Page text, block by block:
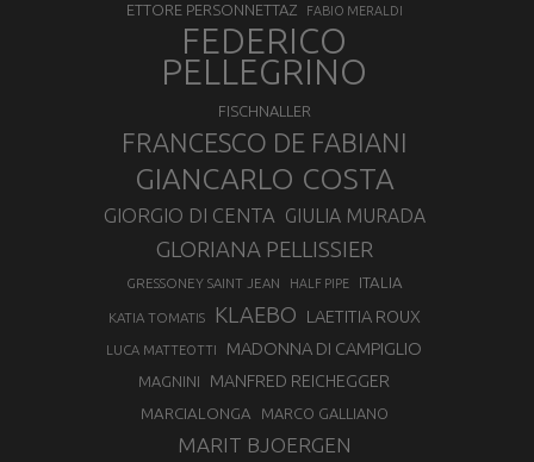
ETTORE PERSONNETTAZ FABIO MERALDI
FEDERICO
PELLEGRINO
FISCHNALLER
FRANCESCO DE FABIANI
GIANCARLO COSTA
GIORGIO DI CENTA GIULIA MURADA
GLORIANA PELLISSIER
GRESSONEY SAINT JEAN HALF PIPE ITALIA
KATIA TOMATIS KLAEBO LAETITIA ROUX
LUCA MATTEOTTI MADONNA DI CAMPIGLIO
MAGNINI MANFRED REICHEGGER
MARCIALONGA MARCO GALLIANO
MARIT BJOERGEN